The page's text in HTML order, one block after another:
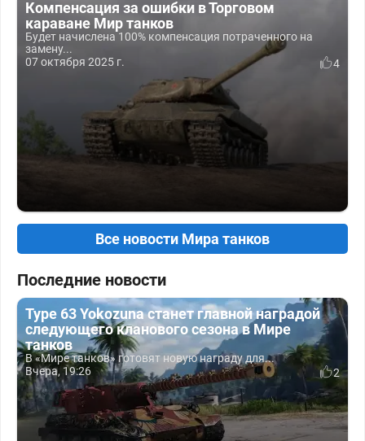
Компенсация за ошибки в Торговом
караване Мир танков
Будет начислена 100% компенсация потраченного на
замену...
07 октября 2025 г.
4
Все новости Мира танков
Последние новости
Type 63 Yokozuna станет главной наградой
следующего кланового сезона в Мире
танков
В «Мире танков» готовят новую награду для...
Вчера, 19:26
2